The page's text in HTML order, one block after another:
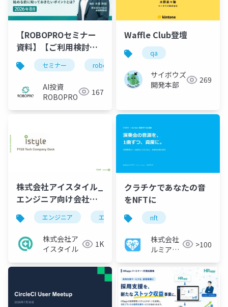
【ROBOPROセミナー
資料】【ご利用検討中
の方向け】AI投資
ROBOPRO徹底解説～
始める前に知っておき
たいポイントとは？～
セミナー robopro
AI投資
ROBOPRO
167
Waffle Club登壇
qa
サイボウズ
開発本部
269
株式会社アイスタイル_
エンジニア向け会社説
明資料エンジニア エンジニア採用
株式会社ア
イスタイル
1K
クラチケであなたの音
をNFTに
nft
株式会社
ルミアデ
ューショ
ン
>100